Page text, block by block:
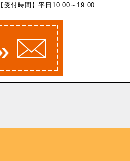
【受付時間】平日10:00～19:00